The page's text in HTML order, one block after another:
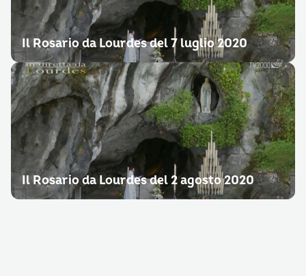
Il Rosario da Lourdes del 7 luglio 2020
Il Rosario da Lourdes del 2 agosto 2020